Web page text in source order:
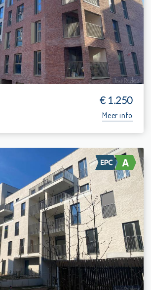
1
5 m²
1
76 m²
€ 1.250
Meer info
Verhuurd: Penthouse
2
8 m²
1
84 m²